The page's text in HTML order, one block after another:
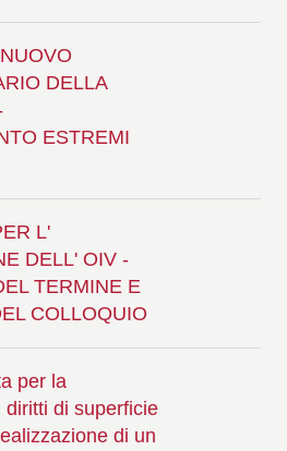
DELLA
ESTREMI
L'
DELL' OIV -
TERMINE E
COLLOQUIO
per la
di superficie
di un